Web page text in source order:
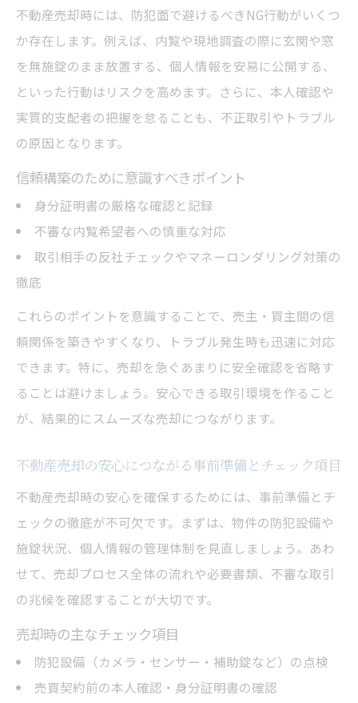
本人確認とマネロン対策が不動産売却の安
全を守る
不動産売却における疑わしい取引の見極め
方とは
不動産売却時には、防犯面で避けるべきNG行動がいくつ
か存在します。例えば、内覧や現地調査の際に玄関や窓
を無施錠のまま放置する、個人情報を安易に公開する、
といった行動はリスクを高めます。さらに、本人確認や
実質的支配者の把握を怠ることも、不正取引やトラブル
の原因となります。
信頼構築のために意識すべきポイント
身分証明書の厳格な確認と記録
不審な内覧希望者への慎重な対応
取引相手の反社チェックやマネーロンダリング対策の
徹底
これらのポイントを意識することで、売主・買主間の信
頼関係を築きやすくなり、トラブル発生時も迅速に対応
できます。特に、売却を急ぐあまりに安全確認を省略す
ることは避けましょう。安心できる取引環境を作ること
が、結果的にスムーズな売却につながります。
不動産売却の安心につながる事前準備とチェック項目
不動産売却時の安心を確保するためには、事前準備とチ
ェックの徹底が不可欠です。まずは、物件の防犯設備や
施錠状況、個人情報の管理体制を見直しましょう。あわ
せて、売却プロセス全体の流れや必要書類、不審な取引
の兆候を確認することが大切です。
売却時の主なチェック項目
防犯設備（カメラ・センサー・補助錠など）の点検
売買契約前の本人確認・身分証明書の確認